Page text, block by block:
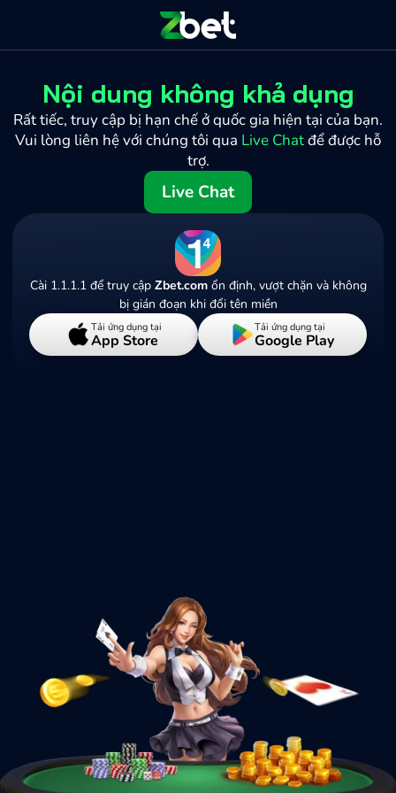
Nội dung không khả dụng
Rất tiếc, truy cập bị hạn chế ở quốc gia hiện tại của bạn.
Vui lòng liên hệ với chúng tôi qua Live Chatđể được hỗ
trợ.
Live Chat
Cài 1.1.1.1 để truy cập Zbet.comổn định, vượt chặn và không
bị gián đoạn khi đổi tên miền
Tải ứng dụng tại
App Store
Tải ứng dụng tại
Google Play